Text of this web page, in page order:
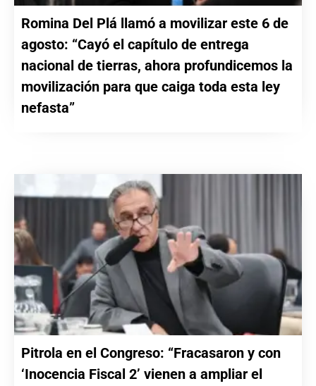
Romina Del Plá llamó a movilizar este 6 de
agosto: “Cayó el capítulo de entrega
nacional de tierras, ahora profundicemos la
movilización para que caiga toda esta ley
nefasta”
Pitrola en el Congreso: “Fracasaron y con
‘Inocencia Fiscal 2’ vienen a ampliar el